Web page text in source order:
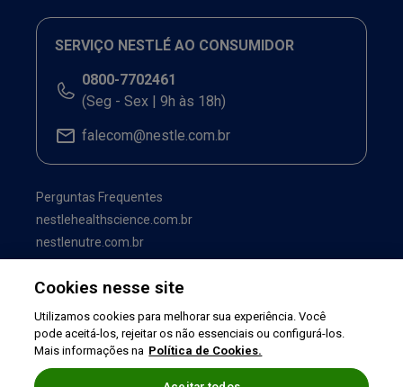
SERVIÇO NESTLÉ AO CONSUMIDOR
0800-7702461
(Seg - Sex | 9h às 18h)
falecom@nestle.com.br
Perguntas Frequentes
nestlehealthscience.com.br
nestlenutre.com.br
Cookies nesse site
Utilizamos cookies para melhorar sua experiência. Você
pode aceitá-los, rejeitar os não essenciais ou configurá-los.
Mais informações na Política de Cookies.